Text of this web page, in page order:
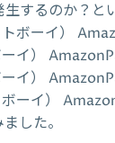
するのか？と
ボーイ）
ーイ）
イ）
ボーイ）
した。